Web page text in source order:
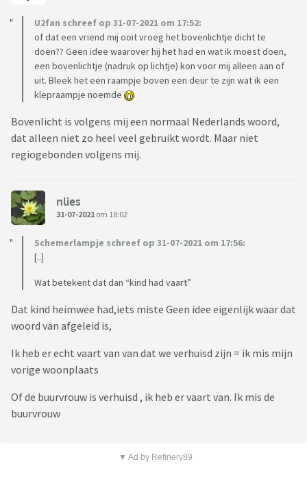
U2fan schreef op 31-07-2021 om 17:52:
of dat een vriend mij ooit vroeg het bovenlichtje dicht te
doen?? Geen idee waarover hij het had en wat ik moest doen,
een bovenlichtje (nadruk op lichtje) kon voor mij alleen aan of
uit. Bleek het een raampje boven een deur te zijn wat ik een
klepraampje noemde
Bovenlicht is volgens mij een normaal Nederlands woord,
dat alleen niet zo heel veel gebruikt wordt. Maar niet
regiogebonden volgens mij.
nlies
31-07-2021 om 18:02
Schemerlampje schreef op 31-07-2021 om 17:56:
[..]
Wat betekent dat dan “kind had vaart”
Dat kind heimwee had,iets miste Geen idee eigenlijk waar dat
woord van afgeleid is,
Ik heb er echt vaart van van dat we verhuisd zijn = ik mis mijn
vorige woonplaats
Of de buurvrouw is verhuisd , ik heb er vaart van. Ik mis de
buurvrouw
▼ Ad by Refinery89